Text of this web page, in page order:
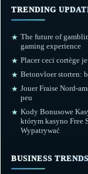
TRENDING
★ The future of
gaming experience
★ Placer ceci cortège
★ Betonvloer storten:
★ Jouer Fraise Nord-
peu
★ Kody Bonusowe
którym kasyno Free Spins 100 $ darmowych
Wypatrywać
BUSINESS TRENDS